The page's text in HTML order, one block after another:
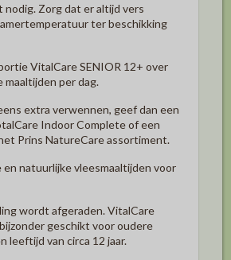
nodig. Zorg dat er altijd vers
ter beschikking
VitalCare SENIOR 12+ over
maaltijden per dag.
extra verwennen, geef dan een
Indoor Complete of een
Prins NatureCare assortiment.
en natuurlijke vleesmaaltijden voor
wordt afgeraden. VitalCare
geschikt voor oudere
leeftijd van circa 12 jaar.